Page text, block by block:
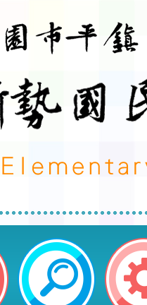
社會福利事業
懷孕服務及後
兒照顧相關